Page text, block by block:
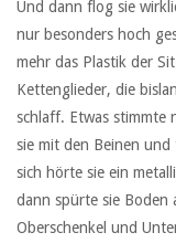
Und dann flog sie
nur besonders hoch
mehr das Plastik der
Kettenglieder, die
schlaff. Etwas stimmte
sie mit den Beinen
sich hörte sie ein
dann spürte sie Boden
Oberschenkel und